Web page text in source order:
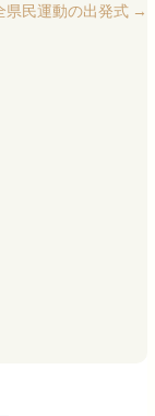
県民運動の出発式 →